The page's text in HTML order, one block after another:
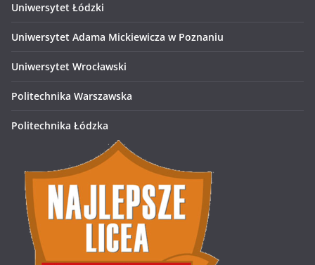
Uniwersytet Łódzki
Uniwersytet Adama Mickiewicza w Poznaniu
Uniwersytet Wrocławski
Politechnika Warszawska
Politechnika Łódzka